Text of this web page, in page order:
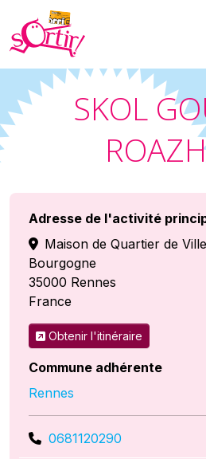
SKOL
Adresse de l'activité
Maison de Quartier de
Bourgogne
35000 Rennes
France
Obtenir l'itinéraire
Commune adhérente
Rennes
0681120290